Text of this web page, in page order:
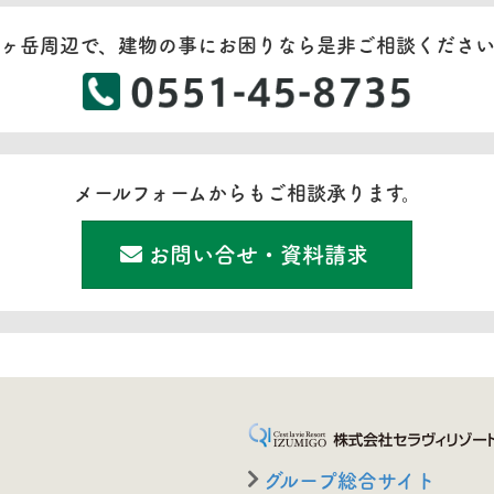
岳周辺で、建物の事にお困りなら是非ご相談くださ
メールフォームからもご相談承ります。
お問い合せ・資料請求
グループ総合サイト